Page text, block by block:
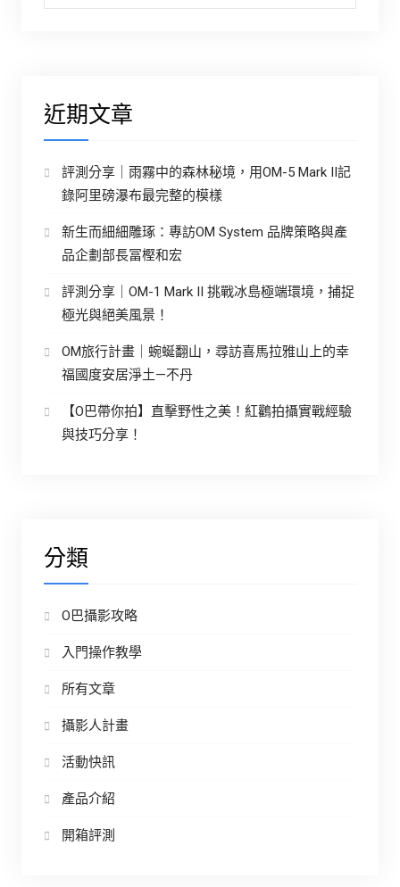
近期文章
評測分享｜雨霧中的森林秘境，用OM-5 Mark II記
錄阿里磅瀑布最完整的模樣
新生而細細雕琢：專訪OM System 品牌策略與產
品企劃部長冨樫和宏
評測分享｜OM-1 Mark II 挑戰冰島極端環境，捕捉
極光與絕美風景！
OM旅行計畫｜蜿蜒翻山，尋訪喜馬拉雅山上的幸
福國度安居淨土—不丹
【O巴帶你拍】直擊野性之美！紅鸛拍攝實戰經驗
與技巧分享！
分類
O巴攝影攻略
入門操作教學
所有文章
攝影人計畫
活動快訊
產品介紹
開箱評測